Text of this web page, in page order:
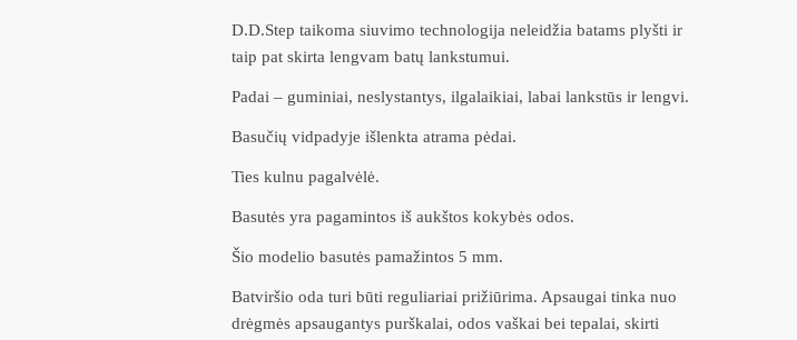
D.D.Step taikoma siuvimo technologija neleidžia batams plyšti ir
taip pat skirta lengvam batų lankstumui.
Padai – guminiai, neslystantys, ilgalaikiai, labai lankstūs ir lengvi.
Basučių vidpadyje išlenkta atrama pėdai.
Ties kulnu pagalvėlė.
Basutės yra pagamintos iš aukštos kokybės odos.
Šio modelio basutės pamažintos 5 mm.
Batviršio oda turi būti reguliariai prižiūrima. Apsaugai tinka nuo
drėgmės apsaugantys purškalai, odos vaškai bei tepalai, skirti